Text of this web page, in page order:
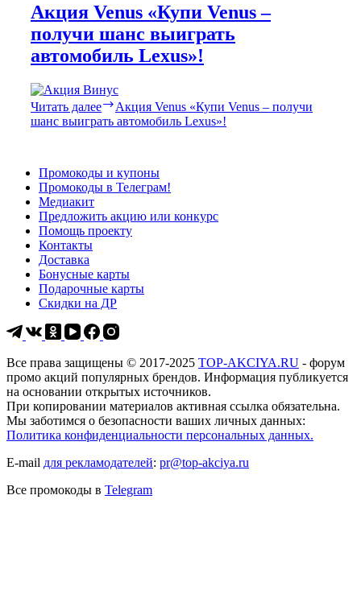
Акция Venus «Купи Venus –
получи шанс выиграть
автомобиль Lexus»!
Читать далее
Акция Venus «Купи Venus – получи
шанс выиграть автомобиль Lexus»!
Промокоды и купоны
Промокоды в Телеграм!
Медиакит
Предложить акцию или конкурс
Помощь проекту
Контакты
Доставка
Бонусные карты
Подарочные карты
Скидки на ДР
Все права защищены © 2017-2025 TOP-AKCIYA.RU - форум
промо акций популярных брендов. Информация публикуется
на основании открытых источников.
При копировании материалов активная ссылка обязательна.
Мы заботимся о безопасности ваших личных данных:
Политика конфиденциальности персональных данных.
E-mail для рекламодателей: pr@top-akciya.ru
Все промокоды в Telegram